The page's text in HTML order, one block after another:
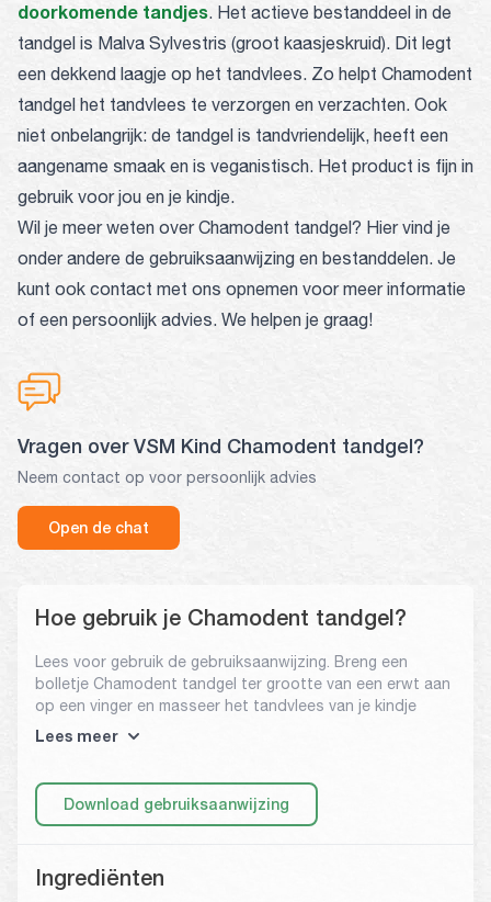
doorkomende tandjes. Het actieve bestanddeel in de
tandgel is Malva Sylvestris (groot kaasjeskruid). Dit legt
een dekkend laagje op het tandvlees. Zo helpt Chamodent
tandgel het tandvlees te verzorgen en verzachten. Ook
niet onbelangrijk: de tandgel is tandvriendelijk, heeft een
aangename smaak en is veganistisch. Het product is fijn in
gebruik voor jou en je kindje.
Wil je meer weten over Chamodent tandgel? Hier vind je
onder andere de gebruiksaanwijzing en bestanddelen. Je
kunt ook contact met ons opnemen voor meer informatie
of een persoonlijk advies. We helpen je graag!
Vragen over VSM Kind Chamodent tandgel?
Neem contact op voor persoonlijk advies
Open de chat
Hoe gebruik je Chamodent tandgel?
Lees voor gebruik de gebruiksaanwijzing. Breng een
bolletje Chamodent tandgel ter grootte van een erwt aan
op een vinger en masseer het tandvlees van je kindje
zachtjes. Je kunt dit meerdere keren herhalen, tot
geeft.
Lees meer
Download gebruiksaanwijzing
Ingrediënten